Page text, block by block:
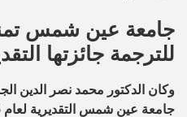
جامعة عين شمس
للترجمة جائزتها
وكان الدكتور محمد نصر الدين